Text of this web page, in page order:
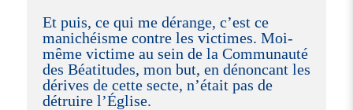
Et puis, ce qui me dérange, c’est ce
manichéisme contre les victimes. Moi-
même victime au sein de la Communauté
des Béatitudes, mon but, en dénoncant les
dérives de cette secte, n’était pas de
détruire l’Église.